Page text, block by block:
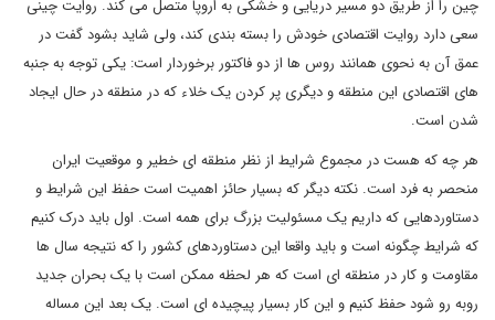
چین را از طریق دو مسیر دریایی و خشکی به اروپا متصل می کند. روایت چینی
سعی دارد روایت اقتصادی خودش را بسته بندی کند، ولی شاید بشود گفت در
عمق آن به نحوی همانند روس ها از دو فاکتور برخوردار است: یکی توجه به جنبه
های اقتصادی این منطقه و دیگری پر کردن یک خلاء که در منطقه در حال ایجاد
شدن است.
هر چه که هست در مجموع شرایط از نظر منطقه ای خطیر و موقعیت ایران
منحصر به فرد است. نکته دیگر که بسیار حائز اهمیت است حفظ این شرایط و
دستاوردهایی که داریم یک مسئولیت بزرگ برای همه است. اول باید درک کنیم
که شرایط چگونه است و باید واقعا این دستاوردهای کشور را که نتیجه سال ها
مقاومت و کار در منطقه ای است که هر لحظه ممکن است با یک بحران جدید
روبه رو شود حفظ کنیم و این کار بسیار پیچیده ای است. یک بعد این مساله